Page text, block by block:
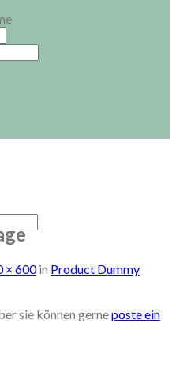
× 600in Product Dummy
sie können gerneposte ein